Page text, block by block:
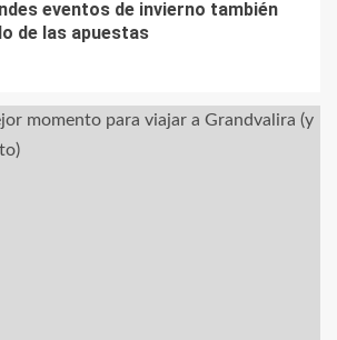
eventos de invierno también
de las apuestas